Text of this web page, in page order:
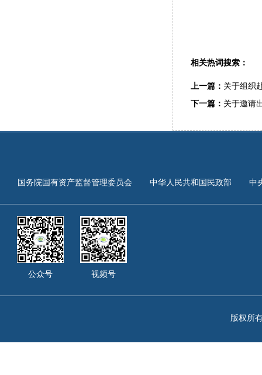
相关热词搜索：
上一篇： 关于组织
下一篇： 关于邀请
国务院国有资产监督管理委员会 中华人民共和国民政部 中
公众号 视频号
版权所